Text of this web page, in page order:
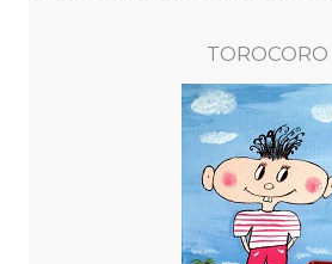
TOROCORO